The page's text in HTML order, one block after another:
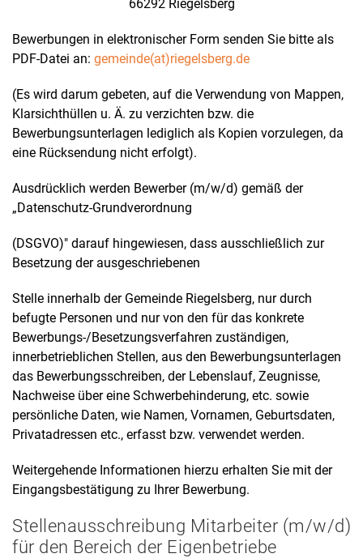
66292 Riegelsberg
Bewerbungen in elektronischer Form senden Sie bitte als
PDF-Datei an: gemeinde(at)riegelsberg.de
(Es wird darum gebeten, auf die Verwendung von Mappen,
Klarsichthüllen u. Ä. zu verzichten bzw. die
Bewerbungsunterlagen lediglich als Kopien vorzulegen, da
eine Rücksendung nicht erfolgt).
Ausdrücklich werden Bewerber (m/w/d) gemäß der
„Datenschutz-Grundverordnung
(DSGVO)" darauf hingewiesen, dass ausschließlich zur
Besetzung der ausgeschriebenen
Stelle innerhalb der Gemeinde Riegelsberg, nur durch
befugte Personen und nur von den für das konkrete
Bewerbungs-/Besetzungsverfahren zuständigen,
innerbetrieblichen Stellen, aus den Bewerbungsunterlagen
das Bewerbungsschreiben, der Lebenslauf, Zeugnisse,
Nachweise über eine Schwerbehinderung, etc. sowie
persönliche Daten, wie Namen, Vornamen, Geburtsdaten,
Privatadressen etc., erfasst bzw. verwendet werden.
Weitergehende Informationen hierzu erhalten Sie mit der
Eingangsbestätigung zu Ihrer Bewerbung.
Stellenausschreibung Mitarbeiter (m/w/d)
für den Bereich der Eigenbetriebe